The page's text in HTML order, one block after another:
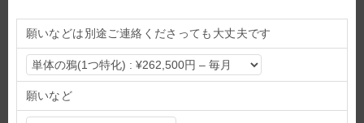
願いなどは別途ご連絡くださっても大丈夫です
願いなど